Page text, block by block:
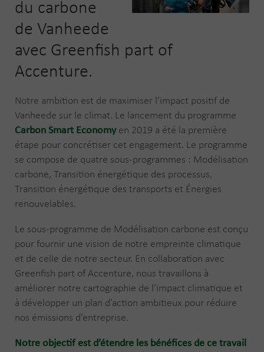
du carbone
de Vanheede
avec Greenfish part of
Accenture.
Notre ambition est de maximiser l’impact positif de
Vanheede sur le climat. Le lancement du programme
Carbon Smart Economyen 2019 a été la première
étape pour concrétiser cet engagement. Le programme
se compose de quatre sous-programmes : Modélisation
carbone, Transition énergétique des processus,
Transition énergétique des transports et Énergies
renouvelables.
Le sous-programme de Modélisation carbone est conçu
pour fournir une vision de notre empreinte climatique
et de celle de notre secteur. En collaboration avec
Greenfish part of Accenture, nous travaillons à
améliorer notre cartographie de l’impact climatique et
à développer un plan d’action ambitieux pour réduire
nos émissions d’entreprise.
Notre objectif est d’étendre les bénéfices de ce travail